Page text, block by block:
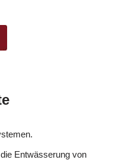
Entwässerung von